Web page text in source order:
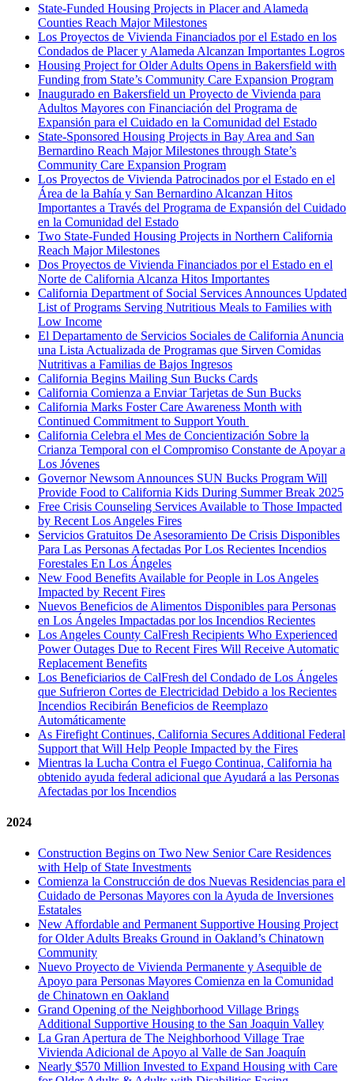
State-Funded Housing Projects in Placer and Alameda
Counties Reach Major Milestones
Los Proyectos de Vivienda Financiados por el Estado en los
Condados de Placer y Alameda Alcanzan Importantes Logros
Housing Project for Older Adults Opens in Bakersfield with
Funding from State’s Community Care Expansion Program
Inaugurado en Bakersfield un Proyecto de Vivienda para
Adultos Mayores con Financiación del Programa de
Expansión para el Cuidado en la Comunidad del Estado
State-Sponsored Housing Projects in Bay Area and San
Bernardino Reach Major Milestones through State’s
Community Care Expansion Program
Los Proyectos de Vivienda Patrocinados por el Estado en el
Área de la Bahía y San Bernardino Alcanzan Hitos
Importantes a Través del Programa de Expansión del Cuidado
en la Comunidad del Estado
Two State-Funded Housing Projects in Northern California
Reach Major Milestones
Dos Proyectos de Vivienda Financiados por el Estado en el
Norte de California Alcanza Hitos Importantes
California Department of Social Services Announces Updated
List of Programs Serving Nutritious Meals to Families with
Low Income
El Departamento de Servicios Sociales de California Anuncia
una Lista Actualizada de Programas que Sirven Comidas
Nutritivas a Familias de Bajos Ingresos
California Begins Mailing Sun Bucks Cards
California Comienza a Enviar Tarjetas de Sun Bucks
California Marks Foster Care Awareness Month with
Continued Commitment to Support Youth
California Celebra el Mes de Concientización Sobre la
Crianza Temporal con el Compromiso Constante de Apoyar a
Los Jóvenes
Governor Newsom Announces SUN Bucks Program Will
Provide Food to California Kids During Summer Break 2025
Free Crisis Counseling Services Available to Those Impacted
by Recent Los Angeles Fires
Servicios Gratuitos De Asesoramiento De Crisis Disponibles
Para Las Personas Afectadas Por Los Recientes Incendios
Forestales En Los Ángeles
New Food Benefits Available for People in Los Angeles
Impacted by Recent Fires
Nuevos Beneficios de Alimentos Disponibles para Personas
en Los Ángeles Impactadas por los Incendios Recientes
Los Angeles County CalFresh Recipients Who Experienced
Power Outages Due to Recent Fires Will Receive Automatic
Replacement Benefits
Los Beneficiarios de CalFresh del Condado de Los Ángeles
que Sufrieron Cortes de Electricidad Debido a los Recientes
Incendios Recibirán Beneficios de Reemplazo
Automáticamente
As Firefight Continues, California Secures Additional Federal
Support that Will Help People Impacted by the Fires
Mientras la Lucha Contra el Fuego Continua, California ha
obtenido ayuda federal adicional que Ayudará a las Personas
Afectadas por los Incendios
2024
Construction Begins on Two New Senior Care Residences
with Help of State Investments
Comienza la Construcción de dos Nuevas Residencias para el
Cuidado de Personas Mayores con la Ayuda de Inversiones
Estatales
New Affordable and Permanent Supportive Housing Project
for Older Adults Breaks Ground in Oakland’s Chinatown
Community
Nuevo Proyecto de Vivienda Permanente y Asequible de
Apoyo para Personas Mayores Comienza en la Comunidad
de Chinatown en Oakland
Grand Opening of the Neighborhood Village Brings
Additional Supportive Housing to the San Joaquin Valley
La Gran Apertura de The Neighborhood Village Trae
Vivienda Adicional de Apoyo al Valle de San Joaquín
Nearly $570 Million Invested to Expand Housing with Care